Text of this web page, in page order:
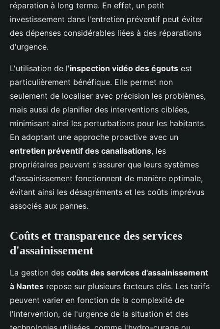
réparation à long terme. En effet, un petit
investissement dans l'entretien préventif peut éviter
des dépenses considérables liées à des réparations
d'urgence.
L'utilisation de l'inspection vidéo des égouts est
particulièrement bénéfique. Elle permet non
seulement de localiser avec précision les problèmes,
mais aussi de planifier des interventions ciblées,
minimisant ainsi les perturbations pour les habitants.
En adoptant une approche proactive avec un
entretien préventif des canalisations, les
propriétaires peuvent s'assurer que leurs systèmes
d'assainissement fonctionnent de manière optimale,
évitant ainsi les désagréments et les coûts imprévus
associés aux pannes.
Coûts et transparence des services
d'assainissement
La gestion des coûts des services d'assainissement
à Nantes repose sur plusieurs facteurs clés. Les tarifs
peuvent varier en fonction de la complexité de
l'intervention, de l'urgence de la situation et des